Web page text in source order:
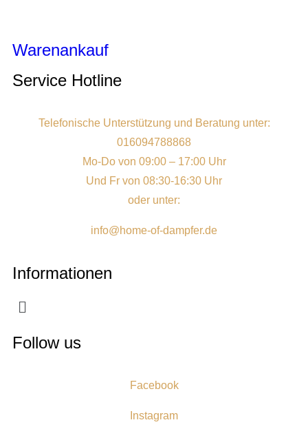
Warenankauf
Service Hotline
Telefonische Unterstützung und Beratung unter:
016094788868
Mo-Do von 09:00 – 17:00 Uhr
Und Fr von 08:30-16:30 Uhr
oder unter:
info@home-of-dampfer.de
Informationen
Follow us
Facebook
Instagram